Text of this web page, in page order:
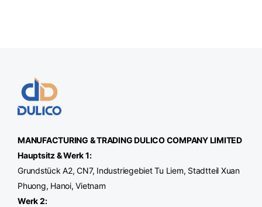
MANUFACTURING & TRADINGDULICOCOMPANY LIMITED
Hauptsitz & Werk 1:
Grundstück A2, CN7, Industriegebiet Tu Liem, Stadtteil Xuan
Phuong, Hanoi, Vietnam
Werk2: